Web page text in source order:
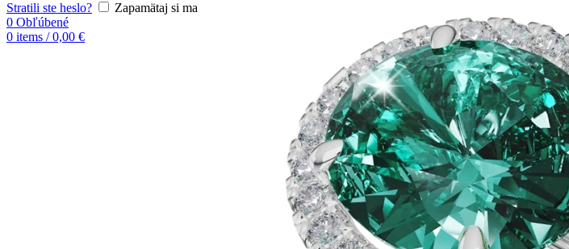
Stratili ste heslo?
Zapamätaj si ma
0 Obľúbené
0 items / 0,00 €